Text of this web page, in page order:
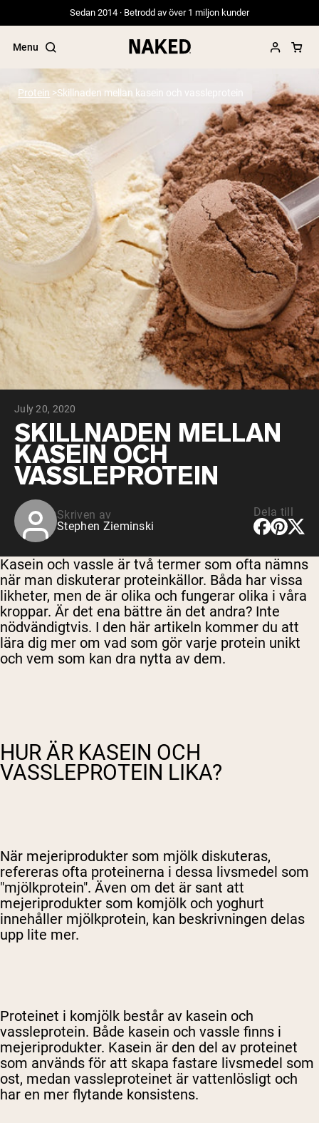
Sedan 2014 · Betrodd av över 1 miljon kunder
Menu
Populära söktermer
”Protein Powder“
”Overnight Oats“
”Vegan protein“
”Collagen“
”Micellar Casein“
PROTEIN POWDERSBest Seller
Gräsbetat vassleprotein
Vassleisolat från gräsbetande djur
Getproteinpulver från get
Micellärt kasein
Mass Gainer
Proteinkaffe
Shop All Protein Powders
VEGAN PROTEIN
Ärtprotein
Jordnötssmör
Fröproteinpulver
Ekologiskt risprotein
Proteindrinkar
Protein Skillnaden mellan kasein och vassleprotein
July 20, 2020
SKILLNADEN MELLAN
KASEIN OCH
VASSLEPROTEIN
Skriven av
Stephen Zieminski
Dela till
Kasein och vassle är två termer som ofta nämns
när man diskuterar proteinkällor. Båda har vissa
likheter, men de är olika och fungerar olika i våra
kroppar. Är det ena bättre än det andra? Inte
nödvändigtvis. I den här artikeln kommer du att
lära dig mer om vad som gör varje protein unikt
och vem som kan dra nytta av dem.
HUR ÄR KASEIN OCH
VASSLEPROTEIN LIKA?
När mejeriprodukter som mjölk diskuteras,
refereras ofta proteinerna i dessa livsmedel som
"mjölkprotein". Även om det är sant att
mejeriprodukter som komjölk och yoghurt
innehåller mjölkprotein, kan beskrivningen delas
upp lite mer.
Proteinet i komjölk består av kasein och
vassleprotein. Både kasein och vassle finns i
mejeriprodukter. Kasein är den del av proteinet
som används för att skapa fastare livsmedel som
ost, medan vassleproteinet är vattenlösligt och
har en mer flytande konsistens.